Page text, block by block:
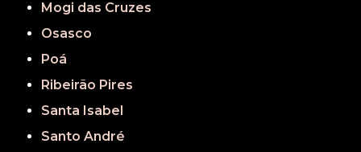
Mogi das Cruzes
Osasco
Poá
Ribeirão Pires
Santa Isabel
Santo André